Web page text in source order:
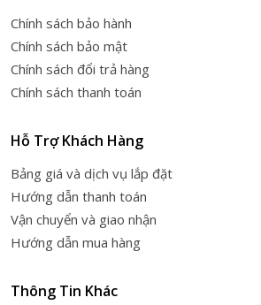
Chính sách bảo hành
Chính sách bảo mật
Chính sách đổi trả hàng
Chính sách thanh toán
Hỗ Trợ Khách Hàng
Bảng giá và dịch vụ lắp đặt
Hướng dẫn thanh toán
Vận chuyển và giao nhận
Hướng dẫn mua hàng
Thông Tin Khác